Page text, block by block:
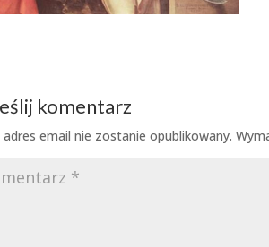
komentarz
email nie zostanie opublikowany.